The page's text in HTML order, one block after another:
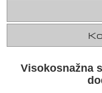
Visokosnažna